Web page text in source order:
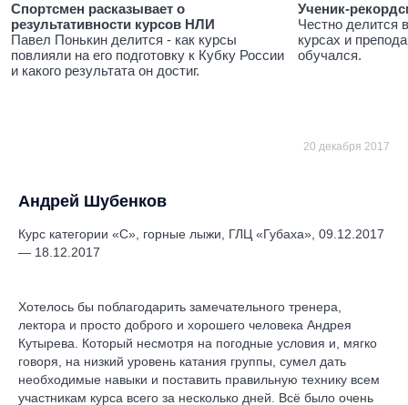
Спортсмен расказывает о
результативности курсов НЛИ
Павел Понькин делится - как курсы
повлияли на его подготовку к Кубку России
и какого результата он достиг.
Ученик-
Честно делится
курсах и
обучался.
20 декабря 2017
Андрей Шубенков
Курс категории «С», горные лыжи, ГЛЦ «Губаха», 09.12.2017
— 18.12.2017
Хотелось бы поблагодарить замечательного тренера,
лектора и просто доброго и хорошего человека Андрея
Кутырева. Который несмотря на погодные условия и, мягко
говоря, на низкий уровень катания группы, сумел дать
необходимые навыки и поставить правильную технику всем
участникам курса всего за несколько дней. Всё было очень